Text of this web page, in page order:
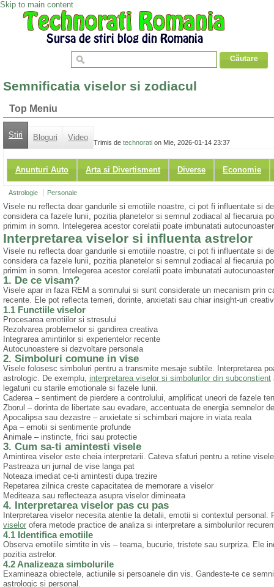
Skip to main content
Semnificatia viselor si zodiacul
Top Meniu
Stiri Bloguri Video
Anunturi Auto Arta si Divertisment Diverse Economie
Trimis de technorati on Mie, 2026-01-14 23:37
Astrologie Personale
Visele nu reflecta doar gandurile si emotiile noastre, ci pot fi influentate si
considera ca fazele lunii, pozitia planetelor si semnul zodiacal al fiecaruia
primim in somn. Intelegerea acestor corelatii poate imbunatati
Interpretarea viselor si influenta astrelor
Visele nu reflecta doar gandurile si emotiile noastre, ci pot fi influentate si
considera ca fazele lunii, pozitia planetelor si semnul zodiacal al fiecaruia
primim in somn. Intelegerea acestor corelatii poate imbunatati
1. De ce visam?
Visele apar in faza REM a somnului si sunt considerate un mecanism prin
recente. Ele pot reflecta temeri, dorinte, anxietati sau chiar insight-uri
1.1 Functiile viselor
Procesarea emotiilor si stresului
Rezolvarea problemelor si gandirea creativa
Integrarea amintirilor si experientelor recente
Autocunoastere si dezvoltare personala
2. Simboluri comune in vise
Visele folosesc simboluri pentru a transmite mesaje subtile. Interpretarea
astrologic. De exemplu, interpretarea viselor si simbolurilor din subconstient
legaturii cu starile emotionale si fazele lunii.
Caderea – sentiment de pierdere a controlului, amplificat uneori de fazele
Zborul – dorinta de libertate sau evadare, accentuata de energia semnelor
Apocalipsa sau dezastre – anxietate si schimbari majore in viata reala
Apa – emotii si sentimente profunde
Animale – instincte, frici sau protectie
3. Cum sa-ti amintesti visele
Amintirea viselor este cheia interpretarii. Cateva sfaturi pentru a retine
Pastreaza un jurnal de vise langa pat
Noteaza imediat ce-ti amintesti dupa trezire
Repetarea zilnica creste capacitatea de memorare a viselor
Mediteaza sau reflecteaza asupra viselor dimineata
4. Interpretarea viselor pas cu pas
Interpretarea viselor necesita atentie la detalii, emotii si contextul
viselor ofera metode practice de analiza si interpretare a simbolurilor
4.1 Identifica emotiile
Observa emotiile simtite in vis – teama, bucurie, tristete sau surpriza. Ele
pozitia astrelor.
4.2 Analizeaza simbolurile
Examineaza obiectele, actiunile si persoanele din vis. Gandeste-te ce
astrologic si personal.